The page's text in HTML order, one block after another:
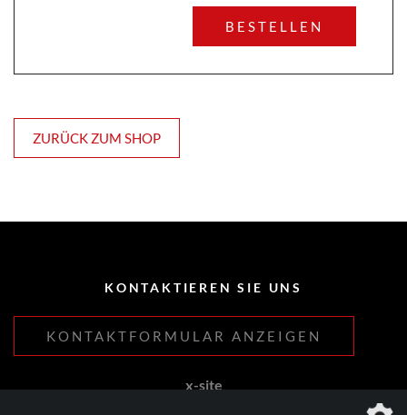
BESTELLEN
ZURÜCK ZUM SHOP
KONTAKTIEREN SIE UNS
KONTAKTFORMULAR ANZEIGEN
x-site